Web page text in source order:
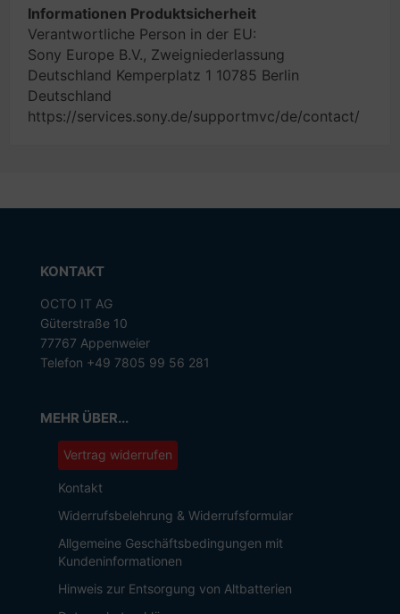
Informationen Produktsicherheit
Verantwortliche Person in der EU:
Sony Europe B.V., Zweigniederlassung
Deutschland Kemperplatz 1 10785 Berlin
Deutschland
https://services.sony.de/supportmvc/de/contact/
KONTAKT
OCTO IT AG
Güterstraße 10
77767 Appenweier
Telefon +49 7805 99 56 281
MEHR ÜBER...
Vertrag widerrufen
Kontakt
Widerrufsbelehrung & Widerrufsformular
Allgemeine Geschäftsbedingungen mit
Kundeninformationen
Hinweis zur Entsorgung von Altbatterien